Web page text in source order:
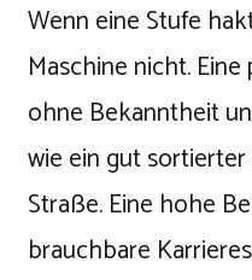
Wenn eine Stufe
Maschine nicht.
ohne Bekanntheit
wie ein gut
Straße. Eine hohe
brauchbare